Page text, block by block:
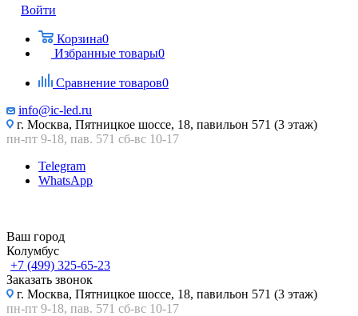
Войти
Корзина0
Избранные товары0
Сравнение товаров0
info@ic-led.ru
г. Москва, Пятницкое шоссе, 18, павильон 571 (3 этаж)
пн-пт 9-18, пав. 571 сб-вс 10-17
Telegram
WhatsApp
Ваш город
Колумбус
+7 (499) 325-65-23
Заказать звонок
г. Москва, Пятницкое шоссе, 18, павильон 571 (3 этаж)
пн-пт 9-18, пав. 571 сб-вс 10-17